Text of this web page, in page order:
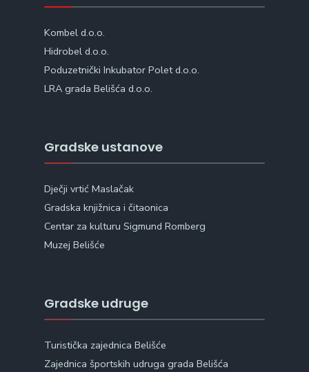
Kombel d.o.o.
Hidrobel d.o.o.
Poduzetnički Inkubator Polet d.o.o.
LRA grada Belišća d.o.o.
Gradske ustanove
Dječji vrtić Maslačak
Gradska knjižnica i čitaonica
Centar za kulturu Sigmund Romberg
Muzej Belišće
Gradske udruge
Turistička zajednica Belišće
Zajednica športskih udruga grada Belišća